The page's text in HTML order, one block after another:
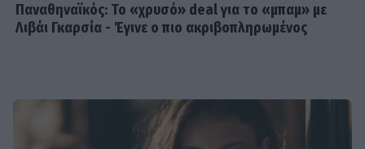
Παναθηναϊκός: Το «χρυσό» deal για το «μπαμ» με
Λιβάι Γκαρσία - Έγινε ο πιο ακριβοπληρωμένος